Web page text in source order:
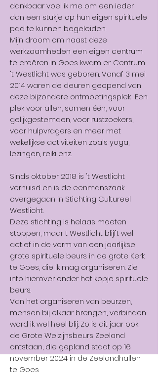
dankbaar voel ik me om een ieder
dan een stukje op hun eigen spirituele
pad te kunnen begeleiden.
Mijn droom om naast deze
werkzaamheden een eigen centrum
te creëren in Goes kwam er. Centrum
't Westlicht was geboren. Vanaf 3 mei
2014 waren de deuren geopend van
deze bijzondere ontmoetingsplek Een
plek voor allen, samen één, voor
gelijkgestemden, voor rustzoekers,
voor hulpvragers en meer met
wekelijkse activiteiten zoals yoga,
lezingen, reiki enz.
Sinds oktober 2018 is 't Westlicht
verhuisd en is de eenmanszaak
overgegaan in Stichting Cultureel
Westlicht.
Deze stichting is helaas moeten
stoppen, maar t Westlicht blijft wel
actief in de vorm van een jaarlijkse
grote spirituele beurs in de grote Kerk
te Goes, die ik mag organiseren. Zie
info hierover onder het kopje spirituele
beurs.
Van het organiseren van beurzen,
mensen bij elkaar brengen, verbinden
word ik wel heel blij. Zo is dit jaar ook
de Grote Welzijnsbeurs Zeeland
ontstaan, die gepland staat op 16
november 2024 in de Zeelandhallen
te Goes